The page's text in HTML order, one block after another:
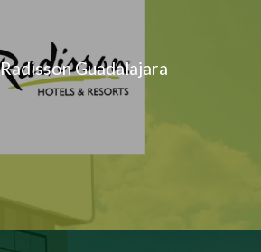
Guadalajara